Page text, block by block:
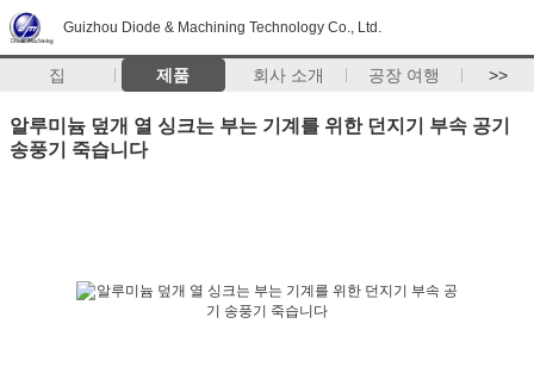
Guizhou Diode & Machining Technology Co., Ltd.
집 제품 회사 소개 공장 여행 >>
알루미늄 덮개 열 싱크는 부는 기계를 위한 던지기 부속 공기
송풍기 죽습니다